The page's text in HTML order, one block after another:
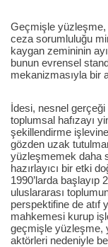
Geçmişle yüzleşme,
ceza sorumluluğu
kaygan zemininin
bunun evrensel
mekanizmasıyla bir
İdesi, nesnel gerçeği
toplumsal hafızayı
şekillendirme
gözden uzak
yüzleşmemek daha
hazırlayıcı bir etki
1990’larda başlayıp
uluslararası
perspektifine de atıf
mahkemesi kurup
geçmişle yüzleşme,
aktörleri nedeniyle